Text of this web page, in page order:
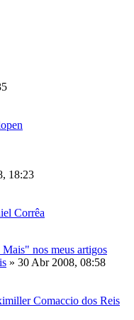
18:23
Corrêa
nos meus artigos
» 30 Abr 2008, 08:58
Comaccio dos Reis